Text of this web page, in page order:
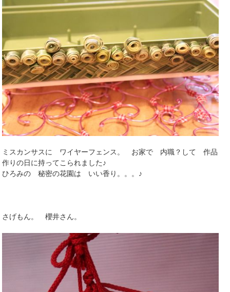
ミスカンサスに ワイヤーフェンス。 お家で 内職？して 作品
作りの日に持ってこられました♪
ひろみの 秘密の花園は いい香り。。。♪
さげもん。 櫻井さん。